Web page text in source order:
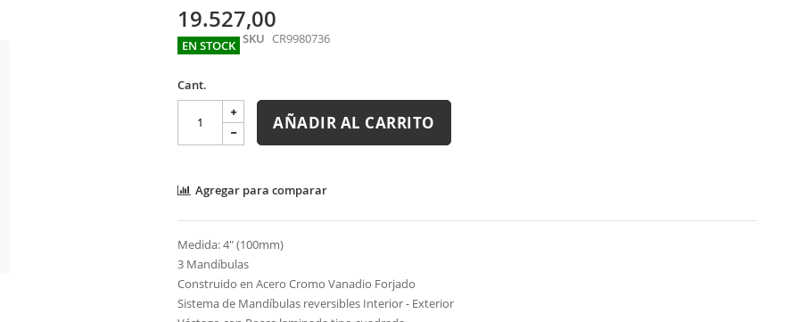
19.527,00
EN STOCK SKU CR9980736
Cant.
AÑADIR AL CARRITO
Agregar para comparar
Medida: 4" (100mm)
3 Mandíbulas
Construido en Acero Cromo Vanadio Forjado
Sistema de Mandíbulas reversibles Interior - Exterior